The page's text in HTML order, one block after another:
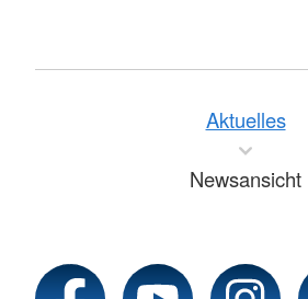
Aktuelles
Newsansicht